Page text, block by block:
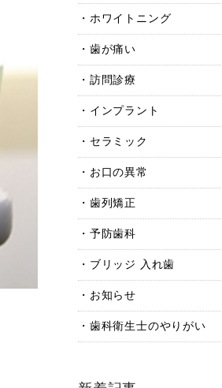
ホワイトニング
歯が痛い
訪問診療
インプラント
セラミック
お口の異常
歯列矯正
予防歯科
ブリッジ 入れ歯
お知らせ
歯科衛生士のやりがい